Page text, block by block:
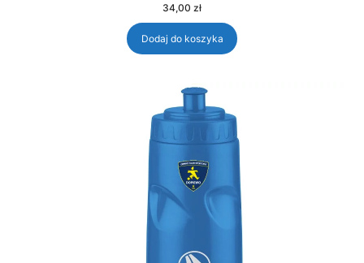
34,00 zł
Dodaj do koszyka